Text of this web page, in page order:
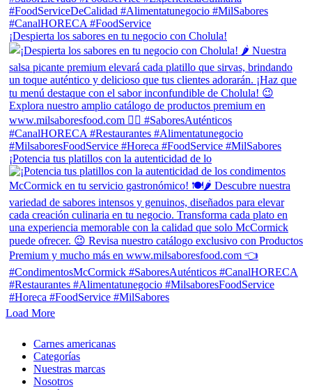
¡Despierta los sabores en tu negocio con Cholula!
¡Potencia tus platillos con la autenticidad de lo
Load More
Close
Menu
Carnes americanas
Categorías
Nuestras marcas
Nosotros